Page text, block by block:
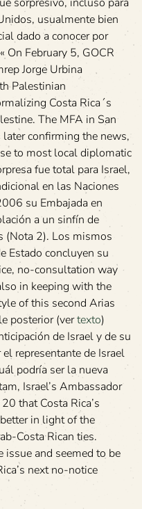
usualmente bien
dado a conocer por
On February 5, GOCR
Jorge Urbina
Palestinian
Costa Rica´s
The MFA in San
later confirming the news,
to most local diplomatic
fue total para Israel,
en las Naciones
su Embajada en
a un sinfín de
(Nota 2). Los mismos
Estado concluyen su
no-consultation way
in keeping with the
of this second Arias
posterior (vertexto)
de Israel y de su
representante de Israel
podría ser la nueva
Israel’s Ambassador
that Costa Rica’s
in light of the
Costa Rican ties.
and seemed to be
next no-notice